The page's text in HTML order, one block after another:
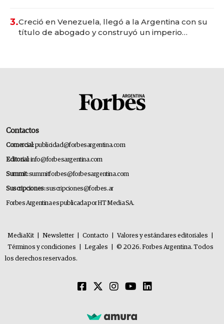
3.Creció en Venezuela, llegó a la Argentina con su
título de abogado y construyó un imperio
Contactos
Comercial:publicidad@forbesargentina.com
Editorial:info@forbesargentina.com
Summit:summitforbes@forbesargentina.com
Suscripciones:suscripciones@forbes.ar
Forbes Argentina es publicada por HT Media SA.
MediaKit Newsletter Contacto Valores y estándares editoriales
Términos y condiciones
Legales
© 2026. Forbes Argentina. Todos
los derechos reservados.